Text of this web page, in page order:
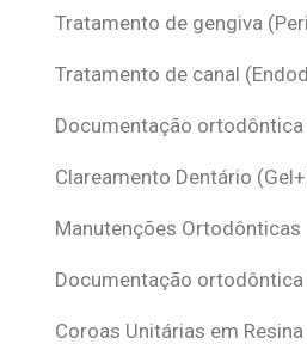
Tratamento de gengiva
Tratamento de canal
Documentação ortodôntica
Clareamento Dentário
Manutenções Ortodônticas
Documentação
Coroas Unitárias em